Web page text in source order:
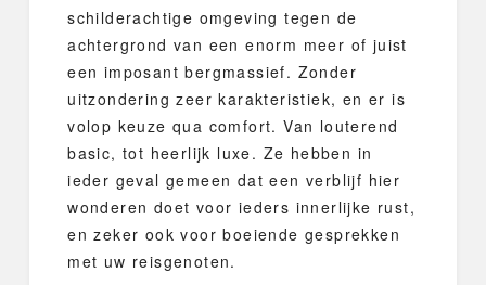
schilderachtige omgeving tegen de
achtergrond van een enorm meer of juist
een imposant bergmassief. Zonder
uitzondering zeer karakteristiek, en er is
volop keuze qua comfort. Van louterend
basic, tot heerlijk luxe. Ze hebben in
ieder geval gemeen dat een verblijf hier
wonderen doet voor ieders innerlijke rust,
en zeker ook voor boeiende gesprekken
met uw reisgenoten.